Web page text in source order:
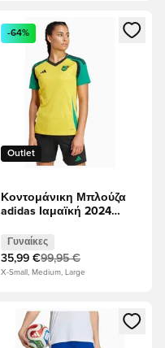
ή να εγγραφείτε ως
Ανοίγει ένα Modal για να
Outlet
-64%
Κοντομάνικη Μπλούζα
adidas Ιαμαϊκή 2024
κίτρινος
Γυναίκες
35,99 €99,95 €
X-Small, Medium, Large
ή να εγγραφείτε ως
Ανοίγει ένα Modal για να